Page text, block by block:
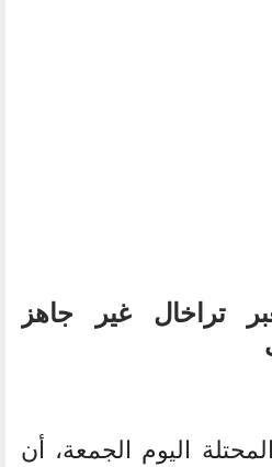
تراخال غير جاهز
اليوم الجمعة، أن